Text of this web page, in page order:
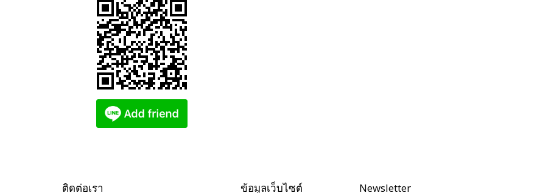
ติดต่อเรา ข้อมูลเว็บไซต์ Newsletter